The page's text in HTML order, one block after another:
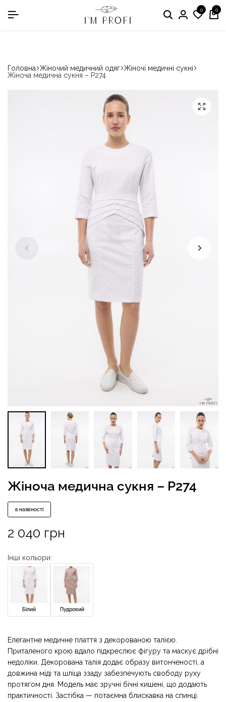
в номінації «Кращій виробник медичного одягу» 0 0
Головна Жіночий медичний одяг Жіночі медичні сукні
Жіноча медична сукня – P274
Жіноча медична сукня – P274
в наявності
2 040 грн
Інші кольори:
Білий Пудровий
Елегантне медичне плаття з декорованою талією.
Приталеного крою вдало підкреслює фігуру та маскує дрібні
недоліки. Декорована талія додає образу витонченості, а
довжина міді та шліца ззаду забезпечують свободу руху
протягом дня. Модель має зручні бічні кишені, що додають
практичності. Застібка — потаємна блискавка на спинці.